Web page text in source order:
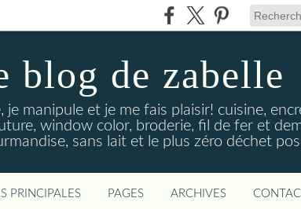
blog de zabelle
manipule et je me fais plaisir! cuisine,
window color, broderie, fil de fer et
sans lait et le plus zéro déchet
PRINCIPALES PAGES ARCHIVES